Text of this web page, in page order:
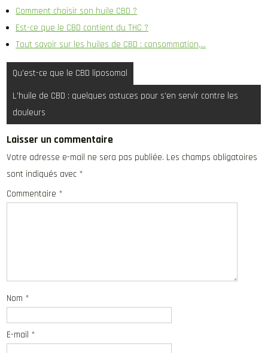
Comment choisir son huile CBD ?
Est-ce que le CBD contient du THC ?
Tout savoir sur les huiles de CBD : consommation,…
Navigation
de
l’article
Qu’est-ce que le CBD liposomal
L’huile de CBD : quelques astuces pour s’en servir contre les
douleurs
Laisser un commentaire
Votre adresse e-mail ne sera pas publiée. Les champs obligatoires
sont indiqués avec *
Commentaire *
Nom *
E-mail *